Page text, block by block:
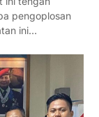
pengoplosan
ini…